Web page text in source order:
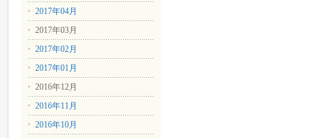
2017年04月
2017年03月
2017年02月
2017年01月
2016年12月
2016年11月
2016年10月